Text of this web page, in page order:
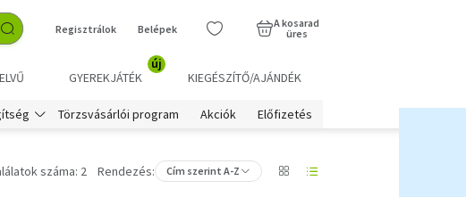
Regisztrálok Belépek
A kosarad
üres
GYEREKJÁTÉK
új
KIEGÉSZÍTŐ/AJÁNDÉK
Törzsvásárlói program Akciók Előfizetés
száma: 2 Rendezés: Cím szerint A-Z